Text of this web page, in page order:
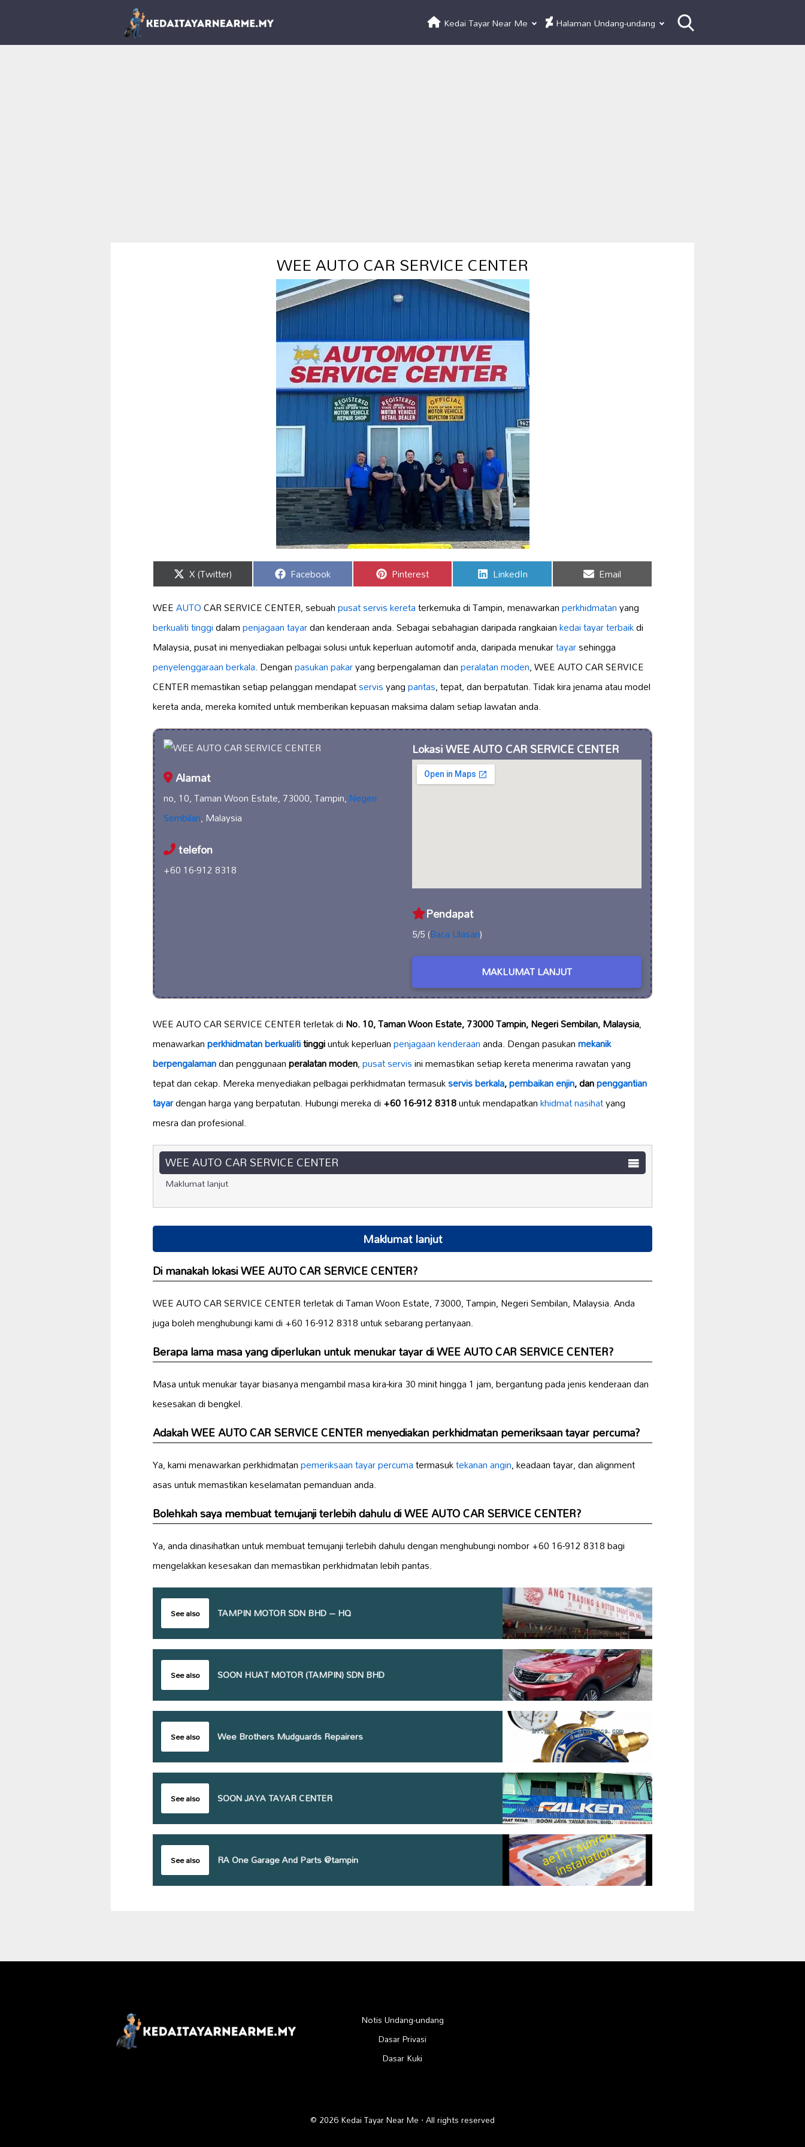
Kedai Tayar Near Me Halaman Undang-undang
WEE AUTO CAR SERVICE CENTER
Share
on
X (Twitter) Share
on
Facebook Share
on
Pinterest Share
on
LinkedIn Share
on
Email
WEEAUTOCAR SERVICE CENTER, sebuahpusat servis keretaterkemuka di Tampin, menawarkanperkhidmatanyang
berkualiti tinggidalampenjagaan tayardan kenderaan anda. Sebagai sebahagian daripada rangkaiankedai tayar terbaikdi
Malaysia, pusat ini menyediakan pelbagai solusi untuk keperluan automotif anda, daripada menukartayarsehingga
penyelenggaraan berkala. Denganpasukan pakaryang berpengalaman danperalatan moden, WEE AUTO CAR SERVICE
CENTER memastikan setiap pelanggan mendapatservisyangpantas, tepat, dan berpatutan. Tidak kira jenama atau model
kereta anda, mereka komited untuk memberikan kepuasan maksima dalam setiap lawatan anda.
Alamat
no, 10, Taman Woon Estate, 73000, Tampin,Negeri
Sembilan, Malaysia
telefon
+60 16-912 8318
Lokasi WEE AUTO CAR SERVICE CENTER
Pendapat
5/5 (Baca Ulasan)
MAKLUMAT LANJUT
WEE AUTO CAR SERVICE CENTER terletak diNo. 10, Taman Woon Estate, 73000 Tampin, Negeri Sembilan, Malaysia,
menawarkanperkhidmatan berkualititinggiuntuk keperluanpenjagaan kenderaananda. Dengan pasukanmekanik
berpengalamandan penggunaanperalatan moden,pusat servisini memastikan setiap kereta menerima rawatan yang
tepat dan cekap. Mereka menyediakan pelbagai perkhidmatan termasukservis berkala,pembaikan enjin, danpenggantian
tayardengan harga yang berpatutan. Hubungi mereka di+60 16-912 8318untuk mendapatkankhidmat nasihatyang
mesra dan profesional.
WEE AUTO CAR SERVICE CENTER
Maklumat lanjut
Maklumat lanjut
Di manakah lokasi WEE AUTO CAR SERVICE CENTER?
WEE AUTO CAR SERVICE CENTER terletak di Taman Woon Estate, 73000, Tampin, Negeri Sembilan, Malaysia. Anda
juga boleh menghubungi kami di +60 16-912 8318 untuk sebarang pertanyaan.
Berapa lama masa yang diperlukan untuk menukar tayar di WEE AUTO CAR SERVICE CENTER?
Masa untuk menukar tayar biasanya mengambil masa kira-kira 30 minit hingga 1 jam, bergantung pada jenis kenderaan dan
kesesakan di bengkel.
Adakah WEE AUTO CAR SERVICE CENTER menyediakan perkhidmatan pemeriksaan tayar percuma?
Ya, kami menawarkan perkhidmatanpemeriksaan tayar percumatermasuktekanan angin, keadaan tayar, dan alignment
asas untuk memastikan keselamatan pemanduan anda.
Bolehkah saya membuat temujanji terlebih dahulu di WEE AUTO CAR SERVICE CENTER?
Ya, anda dinasihatkan untuk membuat temujanji terlebih dahulu dengan menghubungi nombor +60 16-912 8318 bagi
mengelakkan kesesakan dan memastikan perkhidmatan lebih pantas.
See also TAMPIN MOTOR SDN BHD – HQ
See also SOON HUAT MOTOR (TAMPIN) SDN BHD
See also Wee Brothers Mudguards Repairers
See also SOON JAYA TAYAR CENTER
See also RA One Garage And Parts @tampin
Notis Undang-undang
Dasar Privasi
Dasar Kuki
© 2026 Kedai Tayar Near Me · All rights reserved